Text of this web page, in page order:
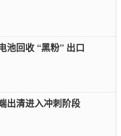
池回收 “黑粉” 出口
出清进入冲刺阶段